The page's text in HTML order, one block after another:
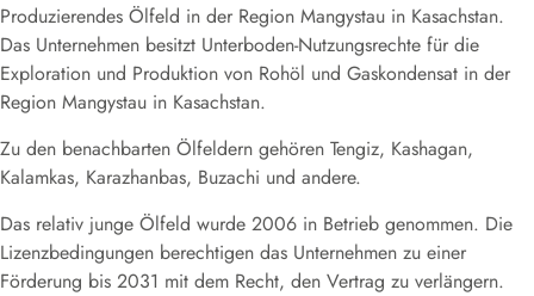
Produzierendes Ölfeld in der Region Mangystau in Kasachstan.
Das Unternehmen besitzt Unterboden-Nutzungsrechte für die
Exploration und Produktion von Rohöl und Gaskondensat in der
Region Mangystau in Kasachstan.
Zu den benachbarten Ölfeldern gehören Tengiz, Kashagan,
Kalamkas, Karazhanbas, Buzachi und andere.
Das relativ junge Ölfeld wurde 2006 in Betrieb genommen. Die
Lizenzbedingungen berechtigen das Unternehmen zu einer
Förderung bis 2031 mit dem Recht, den Vertrag zu verlängern.